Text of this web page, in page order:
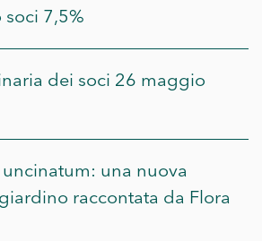
7,5%
dei soci 26 maggio
una nuova
raccontata da Flora